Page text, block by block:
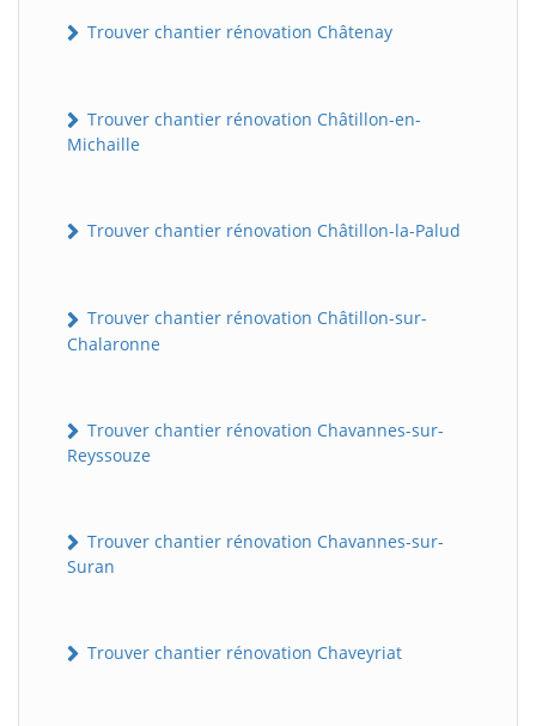
Trouver chantier rénovation Châtenay
Trouver chantier rénovation Châtillon-en-
Michaille
Trouver chantier rénovation Châtillon-la-Palud
Trouver chantier rénovation Châtillon-sur-
Chalaronne
Trouver chantier rénovation Chavannes-sur-
Reyssouze
Trouver chantier rénovation Chavannes-sur-
Suran
Trouver chantier rénovation Chaveyriat